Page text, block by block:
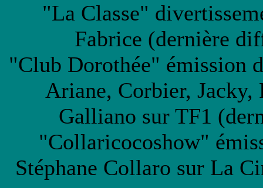
"La Classe"
Fabrice (dernière
"Club Dorothée" émission
Ariane, Corbier, Jacky,
Galliano sur TF1
"Collaricocoshow"
Stéphane Collaro sur La